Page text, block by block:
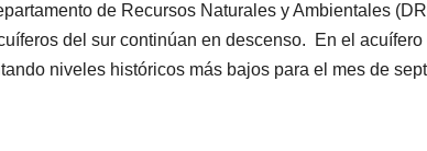
de Recursos Naturales y Ambientales
del sur continúan en descenso. En el
niveles históricos más bajos para el mes de